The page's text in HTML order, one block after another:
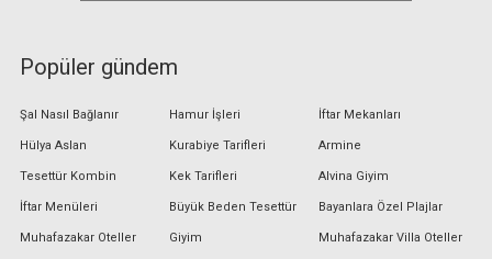
Popüler gündem
Şal Nasıl Bağlanır
Hülya Aslan
Tesettür Kombin
İftar Menüleri
Muhafazakar Oteller
Hamur İşleri
Kurabiye Tarifleri
Kek Tarifleri
Büyük Beden Tesettür
Giyim
İftar Mekanları
Armine
Alvina Giyim
Bayanlara Özel Plajlar
Muhafazakar Villa Oteller